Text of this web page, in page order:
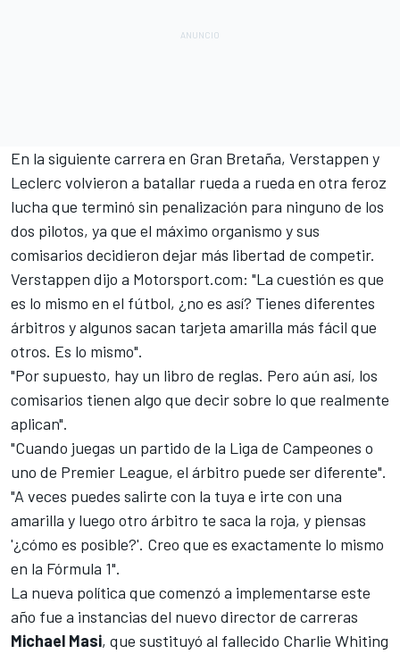
En la siguiente carrera en Gran Bretaña, Verstappen y
Leclerc volvieron a batallar rueda a rueda en otra feroz
lucha que terminó sin penalización para ninguno de los
dos pilotos, ya que el máximo organismo y sus
comisarios decidieron dejar más libertad de competir.
Verstappen dijo a Motorsport.com: "La cuestión es que
es lo mismo en el fútbol, ​​¿no es así? Tienes diferentes
árbitros y algunos sacan tarjeta amarilla más fácil que
otros. Es lo mismo".
"Por supuesto, hay un libro de reglas. Pero aún así, los
comisarios tienen algo que decir sobre lo que realmente
aplican".
"Cuando juegas un partido de la Liga de Campeones o
uno de Premier League, el árbitro puede ser diferente".
"A veces puedes salirte con la tuya e irte con una
amarilla y luego otro árbitro te saca la roja, y piensas
'¿cómo es posible?'. Creo que es exactamente lo mismo
en la Fórmula 1".
La nueva política que comenzó a implementarse este
año fue a instancias del nuevo director de carreras
Michael Masi, que sustituyó al fallecido Charlie Whiting